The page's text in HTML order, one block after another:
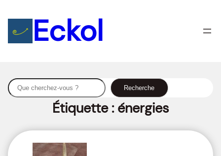
Eckol
S
e
h
Recherche
Étiquette : énergies